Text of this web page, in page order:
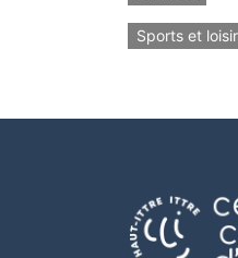
Sports et